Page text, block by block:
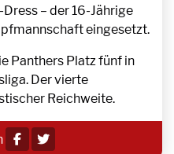
– der 16-Jährige
eingesetzt.
Panthers Platz fünf in
Der vierte
Reichweite.